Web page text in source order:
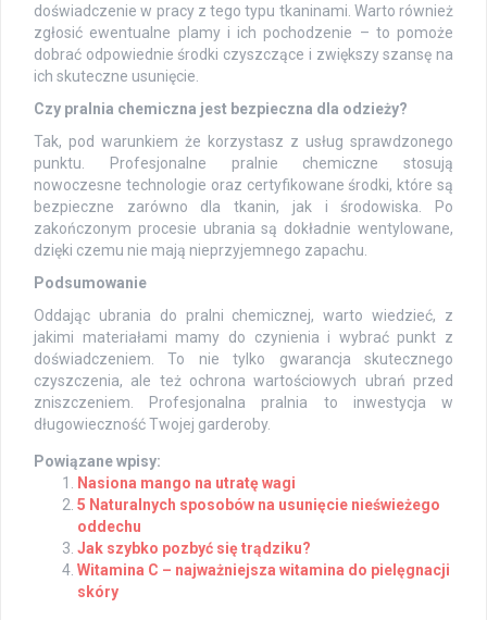
doświadczenie w pracy z tego typu tkaninami. Warto również
zgłosić ewentualne plamy i ich pochodzenie – to pomoże
dobrać odpowiednie środki czyszczące i zwiększy szansę na
ich skuteczne usunięcie.
Czy pralnia chemiczna jest bezpieczna dla odzieży?
Tak, pod warunkiem że korzystasz z usług sprawdzonego
punktu. Profesjonalne pralnie chemiczne stosują
nowoczesne technologie oraz certyfikowane środki, które są
bezpieczne zarówno dla tkanin, jak i środowiska. Po
zakończonym procesie ubrania są dokładnie wentylowane,
dzięki czemu nie mają nieprzyjemnego zapachu.
Podsumowanie
Oddając ubrania do pralni chemicznej, warto wiedzieć, z
jakimi materiałami mamy do czynienia i wybrać punkt z
doświadczeniem. To nie tylko gwarancja skutecznego
czyszczenia, ale też ochrona wartościowych ubrań przed
zniszczeniem. Profesjonalna pralnia to inwestycja w
długowieczność Twojej garderoby.
Powiązane wpisy:
Nasiona mango na utratę wagi
5 Naturalnych sposobów na usunięcie nieświeżego
oddechu
Jak szybko pozbyć się trądziku?
Witamina C – najważniejsza witamina do pielęgnacji
skóry